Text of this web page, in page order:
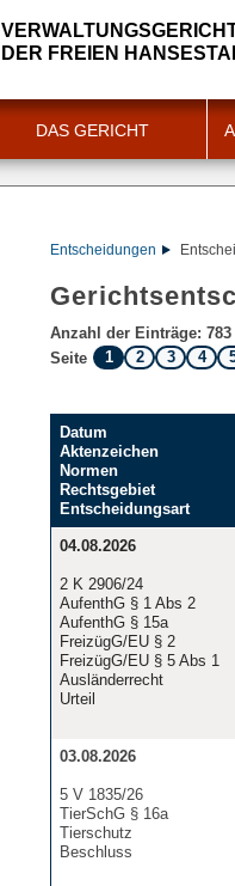
DER FREIEN
DAS GERICHT
Entscheidungen
Anzahl der Einträge: 783
Seite
1 2 3 4
Datum
Aktenzeichen
Normen
Rechtsgebiet
Entscheidungsart
04.08.2026
2 K 2906/24
AufenthG § 1 Abs 2
AufenthG § 15a
FreizügG/EU § 2
FreizügG/EU § 5 Abs 1
Ausländerrecht
Urteil
03.08.2026
5 V 1835/26
TierSchG § 16a
Tierschutz
Beschluss